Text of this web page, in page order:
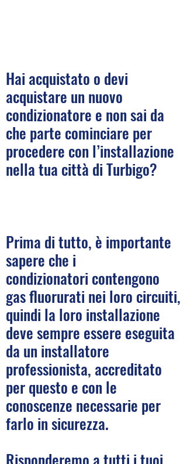
Hai acquistato o devi
acquistare un nuovo
condizionatore e non sai da
che parte cominciare per
procedere con l’installazione
nella tua città di Turbigo?
Prima di tutto, è importante
sapere che i
condizionatori contengono
gas fluorurati nei loro circuiti,
quindi la loro installazione
deve sempre essere eseguita
da un installatore
professionista, accreditato
per questo e con le
conoscenze necessarie per
farlo in sicurezza.